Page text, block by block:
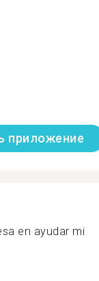
приложение
en ayudar mi